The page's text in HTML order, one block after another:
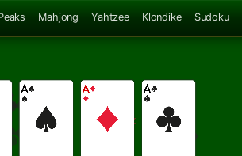
Mahjong Yahtzee Klondike Sudoku